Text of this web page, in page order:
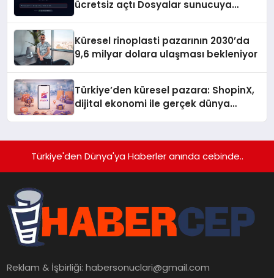
ücretsiz açtı Dosyalar sunucuya
Küresel rinoplasti pazarının 2030’da
9,6 milyar dolara ulaşması bekleniyor
Türkiye’den küresel pazara: ShopinX,
dijital ekonomi ile gerçek dünya
Türkiye'den Dünya'ya Haberler anında cebinde..
Reklam & İşbirliği:habersonuclari@gmail.com